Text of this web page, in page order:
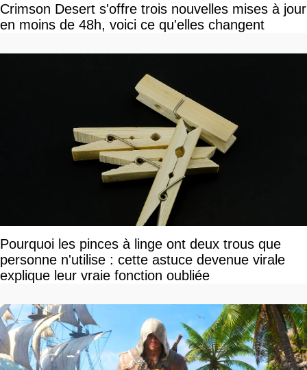
Crimson Desert s'offre trois nouvelles mises à jour
en moins de 48h, voici ce qu'elles changent
Pourquoi les pinces à linge ont deux trous que
personne n'utilise : cette astuce devenue virale
explique leur vraie fonction oubliée